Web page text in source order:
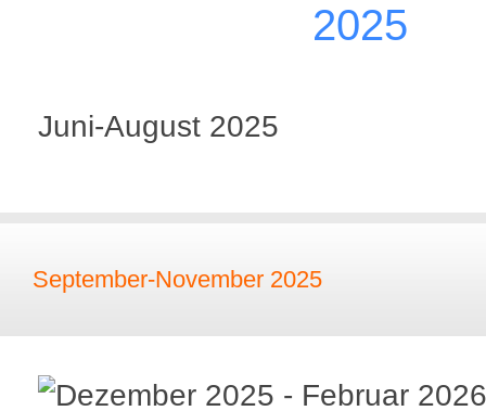
2025
Juni-August 2025
September-November 2025